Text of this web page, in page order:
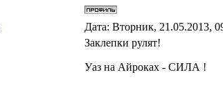
Дата: Вторник, 21.05.2013,
Заклепки рулят!
Уаз на Айроках - СИЛА !